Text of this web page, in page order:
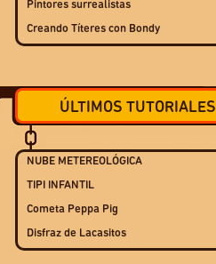
Pintores surrealistas
Creando Títeres con Bondy
ÚLTIMOS TUTORIALES
NUBE METEREOLÓGICA
TIPI INFANTIL
Cometa Peppa Pig
Disfraz de Lacasitos